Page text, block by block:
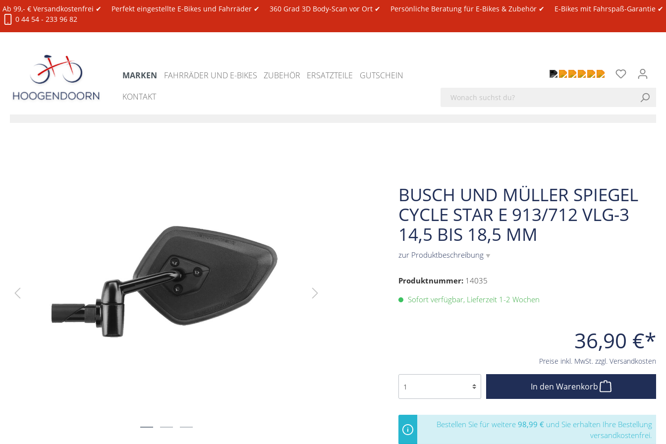
Ab 99,- € Versandkostenfrei ✔ Perfekt eingestellte E-Bikes und Fahrräder ✔ 360 Grad 3D Body-Scan vor Ort ✔ Persönliche Beratung für E-Bikes & Zubehör ✔
E-Bikes mit Fahrspaß-Garantie ✔
0 44 54 - 233 96 82
MARKEN FAHRRÄDER UND E-BIKES ZUBEHÖR ERSATZTEILE
GUTSCHEIN
KONTAKT
BUSCH UND MÜLLER SPIEGEL
CYCLE STAR E 913/712 VLG-3
14,5 BIS 18,5 MM
zur Produktbeschreibung ▼
Produktnummer: 14035
36,90 €*
Preise inkl. MwSt. zzgl. Versandkosten
Sofort verfügbar, Lieferzeit 1-2 Wochen
In den Warenkorb
Bestellen Sie für weitere 98,99 € und Sie erhalten Ihre Bestellung
versandkostenfrei.